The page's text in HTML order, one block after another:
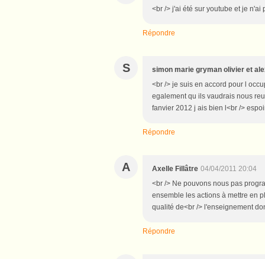
<br /> j'ai été sur youtube et je n'ai
Répondre
S
simon marie gryman olivier et
<br /> je suis en accord pour l
egalement qu ils vaudrais nous
fanvier 2012 j ais bien l<br />
Répondre
A Axelle Fillâtre 04/04/2011 20:04
<br /> Ne pouvons nous pas
ensemble les actions à mettre en
qualité de<br /> l'enseignement
Répondre